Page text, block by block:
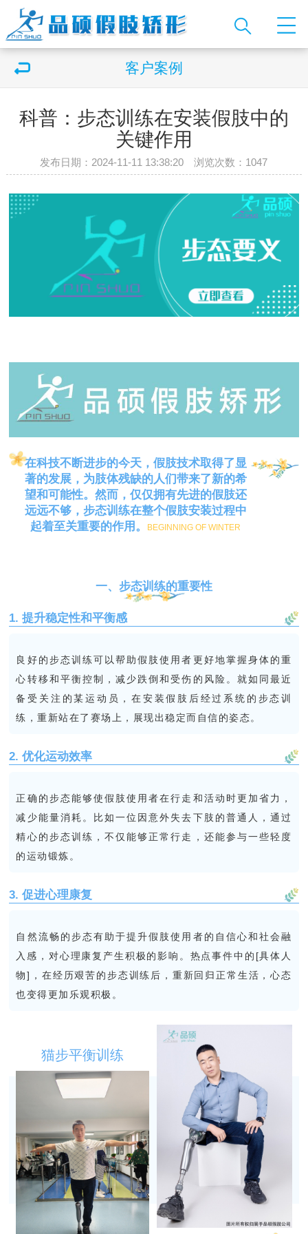
客户案例
科普：步态训练在安装假肢中的
关键作用
发布日期：2024-11-11 13:38:20 浏览次数： 1047
在科技不断进步的今天，假肢技术取得了显
著的发展，为肢体残缺的人们带来了新的希
望和可能性。然而，仅仅拥有先进的假肢还
远远不够，步态训练在整个假肢安装过程中
起着至关重要的作用。
BEGINNING OF WINTER
一、步态训练的重要性
1. 提升稳定性和平衡感
良好的步态训练可以帮助假肢使用者更好地掌握身体的重
心转移和平衡控制，减少跌倒和受伤的风险。就如同最近
备受关注的某运动员，在安装假肢后经过系统的步态训
练，重新站在了赛场上，展现出稳定而自信的姿态。
2. 优化运动效率
正确的步态能够使假肢使用者在行走和活动时更加省力，
减少能量消耗。比如一位因意外失去下肢的普通人，通过
精心的步态训练，不仅能够正常行走，还能参与一些轻度
的运动锻炼。
3. 促进心理康复
自然流畅的步态有助于提升假肢使用者的自信心和社会融
入感，对心理康复产生积极的影响。热点事件中的[具体人
物]，在经历艰苦的步态训练后，重新回归正常生活，心态
也变得更加乐观积极。
猫步平衡训练